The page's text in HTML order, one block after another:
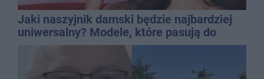
Jaki naszyjnik damski będzie najbardziej
uniwersalny? Modele, które pasują do
wielu stylizacji